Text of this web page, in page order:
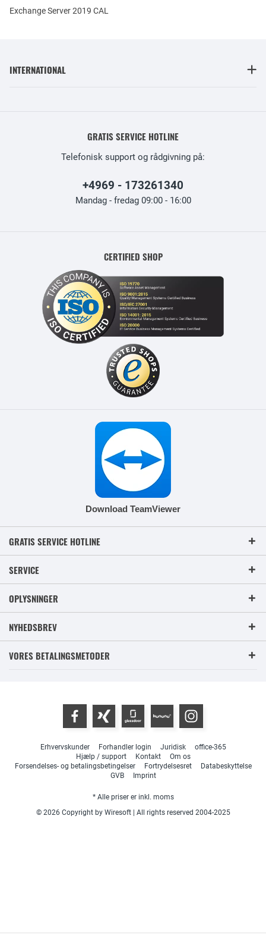
Exchange Server 2019 CAL
INTERNATIONAL
GRATIS SERVICE HOTLINE
Telefonisk support og rådgivning på:
+4969 - 173261340
Mandag - fredag 09:00 - 16:00
CERTIFIED SHOP
Download TeamViewer
GRATIS SERVICE HOTLINE
SERVICE
OPLYSNINGER
NYHEDSBREV
VORES BETALINGSMETODER
Erhvervskunder Forhandler login Juridisk
office-365
Hjælp / support
Kontakt
Om os
Forsendelses- og betalingsbetingelser
Fortrydelsesret
Databeskyttelse
GVB
Imprint
* Alle priser er inkl. moms
© 2026 Copyright by Wiresoft | All rights reserved 2004-2025